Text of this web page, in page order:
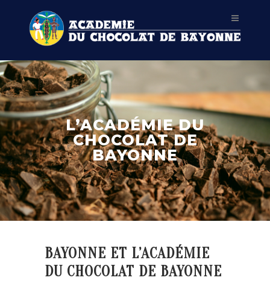
L’ACADÉMIE DU
CHOCOLAT DE
BAYONNE
BAYONNE ET L’ACADÉMIE
DU CHOCOLAT DE BAYONNE